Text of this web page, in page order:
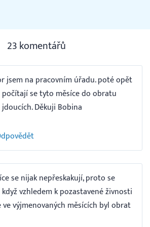
23 komentářů
jsem na pracovním úřadu. poté opět
se tyto měsíce do obratu
Děkuji Bobina
se nijak nepřeskakují, proto se
vzhledem k pozastavené živnosti
ve výjmenovaných měsících byl obrat